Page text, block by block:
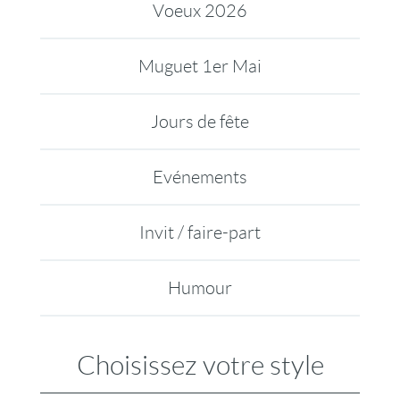
Voeux 2026
Muguet 1er Mai
Jours de fête
Evénements
Invit / faire-part
Humour
Choisissez votre style